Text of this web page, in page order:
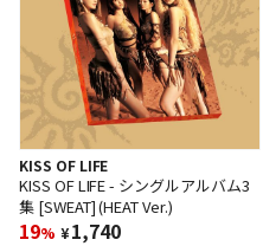
KISS OF LIFE
KISS OF LIFE - シングルアルバム3
集 [SWEAT] (HEAT Ver.)
19% ¥1,740